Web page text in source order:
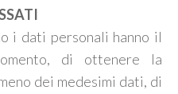
i dati personali hanno il
di ottenere la
dei medesimi dati, di